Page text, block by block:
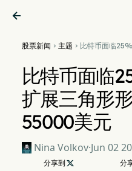

股票新闻  主题  比特币面临
比特币面临
扩展三角形
55000美元
Nina Volkov·Jun 02
分享到  分